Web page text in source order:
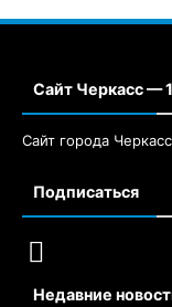
Сайт Черкасс —
Сайт города Черкасс
Подписаться
Недавние